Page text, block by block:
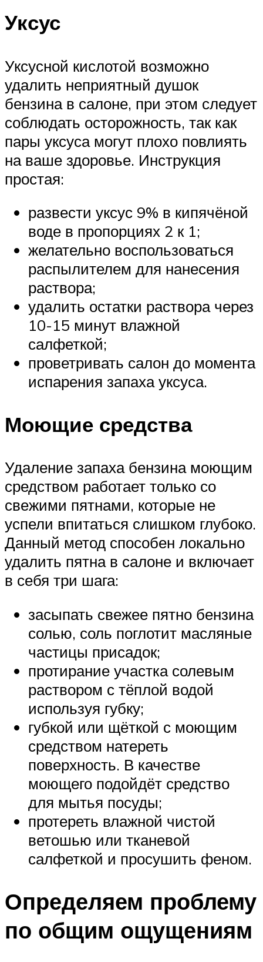
Уксус
Уксусной кислотой возможно
удалить неприятный душок
бензина в салоне, при этом следует
соблюдать осторожность, так как
пары уксуса могут плохо повлиять
на ваше здоровье. Инструкция
простая:
развести уксус 9% в кипячёной
воде в пропорциях 2 к 1;
желательно воспользоваться
распылителем для нанесения
раствора;
удалить остатки раствора через
10-15 минут влажной
салфеткой;
проветривать салон до момента
испарения запаха уксуса.
Моющие средства
Удаление запаха бензина моющим
средством работает только со
свежими пятнами, которые не
успели впитаться слишком глубоко.
Данный метод способен локально
удалить пятна в салоне и включает
в себя три шага:
засыпать свежее пятно бензина
солью, соль поглотит масляные
частицы присадок;
протирание участка солевым
раствором с тёплой водой
используя губку;
губкой или щёткой с моющим
средством натереть
поверхность. В качестве
моющего подойдёт средство
для мытья посуды;
протереть влажной чистой
ветошью или тканевой
салфеткой и просушить феном.
Определяем проблему
по общим ощущениям